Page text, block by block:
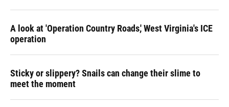
A look at 'Operation Country Roads,' West Virginia's ICE
operation
Sticky or slippery? Snails can change their slime to
meet the moment